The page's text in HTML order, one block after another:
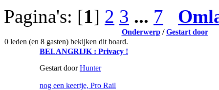
Pagina's: [1] 2 3 ... 7
Onderwerp/Gestart door
0 leden (en 8 gasten) bekijken dit board.
BELANGRIJK : Privacy !
Gestart doorHunter
nog een keertje, Pro Rail